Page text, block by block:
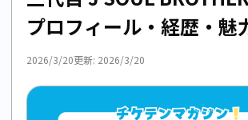
プロフィール・経歴・魅
2026/3/20更新: 2026/3/20